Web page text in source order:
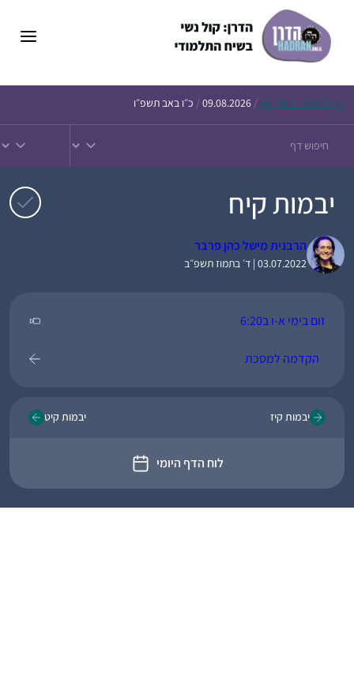
הדף היומי – חולין קא/
09.08.2026
/ כ״ו באב תשפ״ו
יבמות קיח
הרבנית מישל כהן פרבר
03.07.2022 | ד׳ בתמוז תשפ״ב
זום בימי א-ו ב6:20
הקדמה למסכת
יבמות קיז
לוח הדף היומי
יבמות קיט